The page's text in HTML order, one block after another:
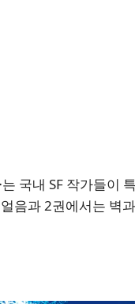
국내 SF 작가들이
음과 2권에서는 벽